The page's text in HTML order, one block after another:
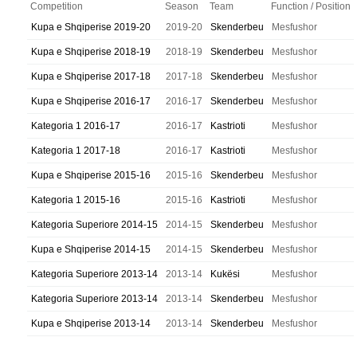
Competition Season Team
Function / Position
Kupa e Shqiperise 2019-20
2019-20 Skenderbeu Mesfushor
Kupa e Shqiperise 2018-19 2018-19 Skenderbeu Mesfushor
Kupa e Shqiperise 2017-18 2017-18 Skenderbeu Mesfushor
Kupa e Shqiperise 2016-17 2016-17 Skenderbeu Mesfushor
Kategoria 1 2016-17 2016-17 Kastrioti Mesfushor
Kategoria 1 2017-18 2016-17 Kastrioti Mesfushor
Kupa e Shqiperise 2015-16 2015-16 Skenderbeu Mesfushor
Kategoria 1 2015-16 2015-16 Kastrioti Mesfushor
Kategoria Superiore 2014-15 2014-15 Skenderbeu Mesfushor
Kupa e Shqiperise 2014-15 2014-15 Skenderbeu Mesfushor
Kategoria Superiore 2013-14 2013-14 Kukësi Mesfushor
Kategoria Superiore 2013-14 2013-14 Skenderbeu Mesfushor
Kupa e Shqiperise 2013-14 2013-14 Skenderbeu Mesfushor